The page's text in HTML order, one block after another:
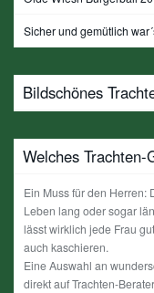
Sicher und gemütlich
Bildschönes
Welches Trachten-
Ein Muss für den Herren:
Leben lang oder sogar
lässt wirklich jede Frau
auch kaschieren.
Eine Auswahl an
direkt auf Trachten-